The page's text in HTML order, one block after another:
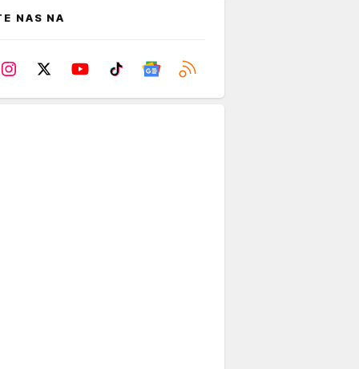
NAS NA